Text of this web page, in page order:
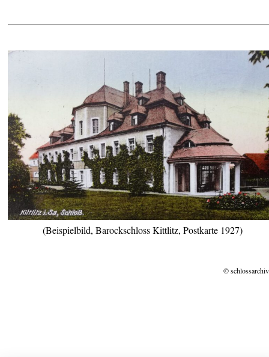
(Beispielbild, Barockschloss Kittlitz, Postkarte 1927)
©